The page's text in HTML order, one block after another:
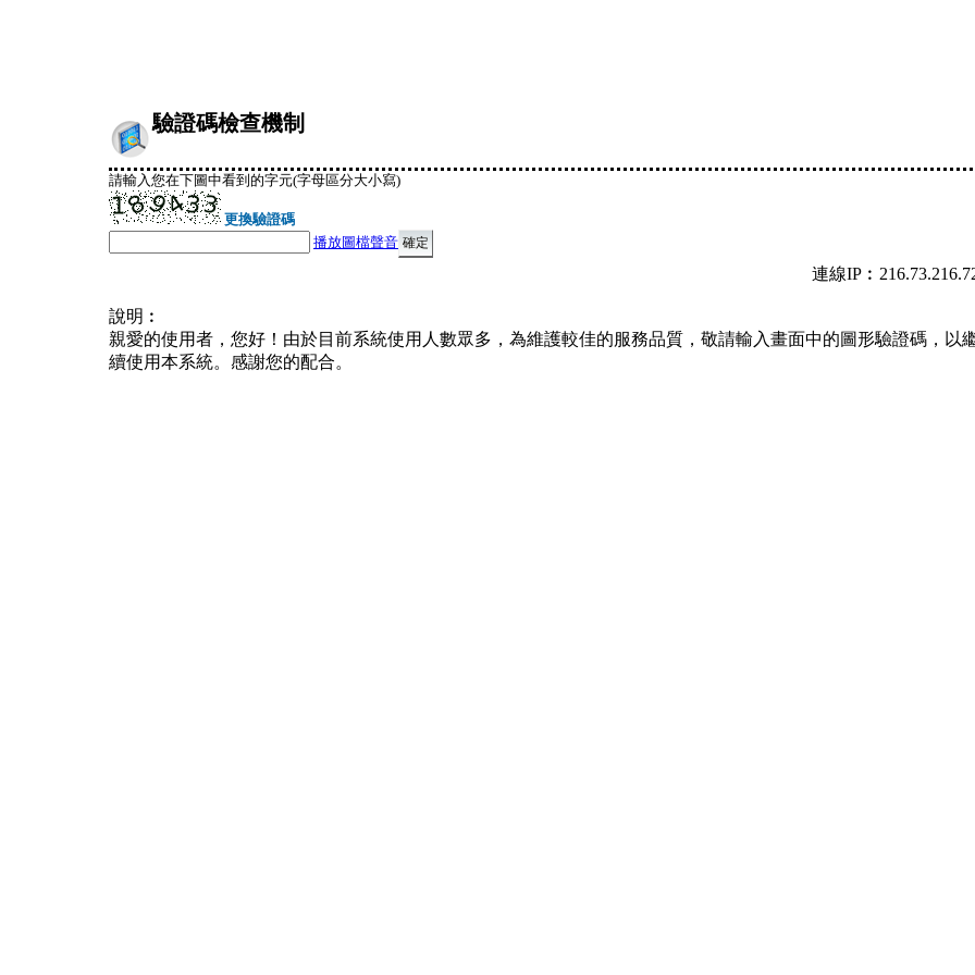
驗證碼檢查機制
請輸入您在下圖中看到的字元(字母區分大小寫)
更換驗證碼
播放圖檔聲音
連線
說明︰
親愛的使用者，您好！由於目前系統使用人數眾多，為維護較佳的服務品質，敬請輸入畫面中的圖形驗證碼，以
續使用本系統。感謝您的配合。